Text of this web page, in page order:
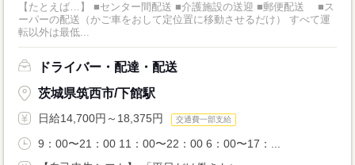
【たとえば…】 ■センター間配送 ■介護施設の送迎 ■郵便配送 ■ス
ーパーの配送（かご車をおして定位置に移動させるだけ） すべて運
転以外は最低...
ドライバー・配達・配送
茨城県筑西市/下館駅
日給14,700円～18,375円 交通費一部支給
9：00〜21：00 11：00〜22：00 6：00〜17：...